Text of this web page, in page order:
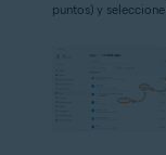
puntos) y seleccione